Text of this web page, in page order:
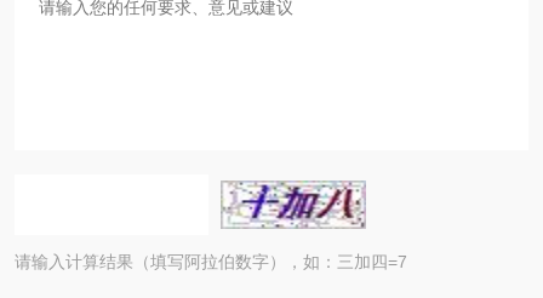
请输入计算结果（填写阿拉伯数字），如：三加四=7